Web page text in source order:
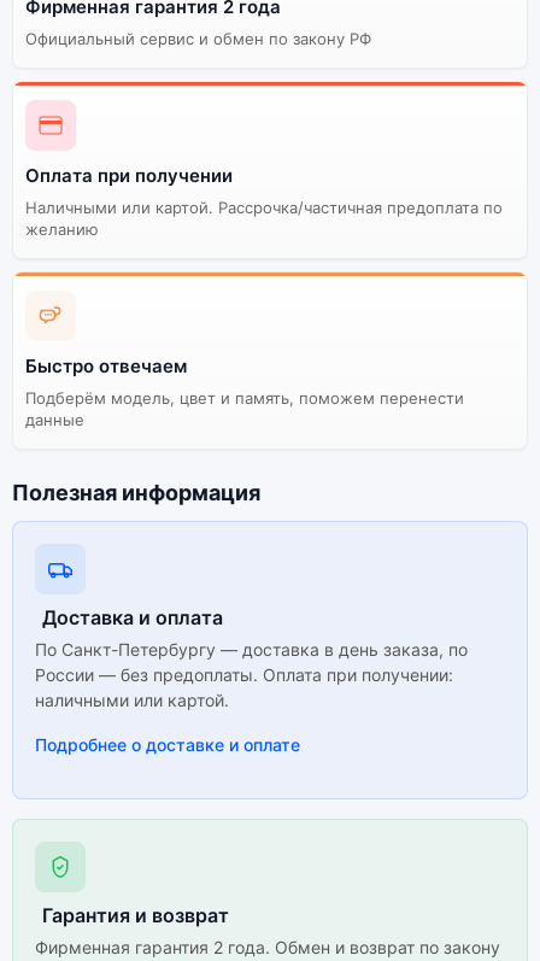
Существует китайская и глобальная версия
смартфона Xiaomi Redmi Note 8 (Восст.) 6Gb/64Gb
глобальной версию — она полностью адаптирована и
поддерживает все сервисы. Китайская версия может
стоить дешевле, но корректная работа сервисов не
гарантируется.
Фирменная гарантия 2 года
Официальный сервис и обмен по закону РФ
Оплата при получении
Наличными или картой. Рассрочка/частичная предоплата по
желанию
Быстро отвечаем
Подберём модель, цвет и память, поможем перенести
данные
Полезная информация
Доставка и оплата
По Санкт-Петербургу — доставка в день заказа, по
России — без предоплаты. Оплата при получении:
наличными или картой.
Подробнее о доставке и оплате
Гарантия и возврат
Фирменная гарантия 2 года. Обмен и возврат по закону